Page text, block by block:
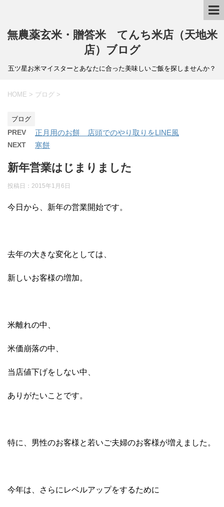
無農薬玄米・贈答米 てんち米店（天地米
店）ブログ
五ツ星お米マイスターとあなたに合った美味しいご飯を探しませんか？
HOME > ブログ >
ブログ
PREV 正月用のお餅 店頭でのやり取りをLINE風
NEXT 寒餅
新年営業はじまりました
投稿日： 2015年1月6日
今日から、新年の営業開始です。
去年の大きな変化としては、
新しいお客様の増加。
米離れの中、
米価崩落の中、
当店値下げをしない中、
ありがたいことです。
特に、男性のお客様と若いご夫婦のお客様が増えました。
今年は、さらにレベルアップをするために